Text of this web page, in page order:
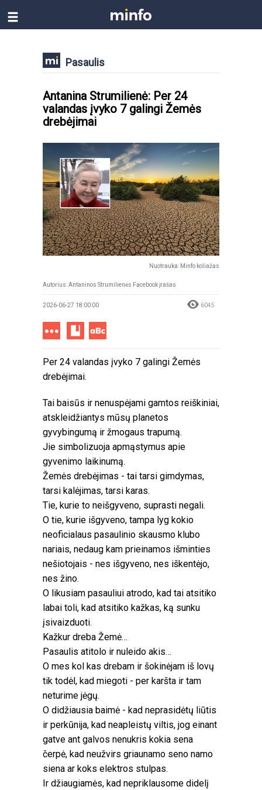
Pasaulis
Antanina Strumilienė: Per 24
valandas įvyko 7 galingi Žemės
drebėjimai
Nuotrauka: Minfo koliažas
Autorius: Antaninos Strumilienės Facebook įrašas
2026-06-27 18:00:00 6045
Per 24 valandas įvyko 7 galingi Žemės
drebėjimai.
Tai baisūs ir nenuspėjami gamtos reiškiniai,
atskleidžiantys mūsų planetos
gyvybingumą ir žmogaus trapumą.
Jie simbolizuoja apmąstymus apie
gyvenimo laikinumą.
Žemės drebėjimas - tai tarsi gimdymas,
tarsi kalėjimas, tarsi karas.
Tie, kurie to neišgyveno, suprasti negali.
O tie, kurie išgyveno, tampa lyg kokio
neoficialaus pasaulinio skausmo klubo
nariais, nedaug kam prieinamos išminties
nešiotojais - nes išgyveno, nes iškentėjo,
nes žino.
O likusiam pasauliui atrodo, kad tai atsitiko
labai toli, kad atsitiko kažkas, ką sunku
įsivaizduoti.
Kažkur dreba Žemė…
Pasaulis atitolo ir nuleido akis…
O mes kol kas drebam ir šokinėjam iš lovų
tik todėl, kad miegoti - per karšta ir tam
neturime jėgų.
O didžiausia baimė - kad neprasidėtų liūtis
ir perkūnija, kad neapleistų viltis, jog einant
gatve ant galvos nenukris kokia sena
čerpė, kad neužvirs griaunamo seno namo
siena ar koks elektros stulpas.
Ir džiaugiamės, kad nepriklausome didelį